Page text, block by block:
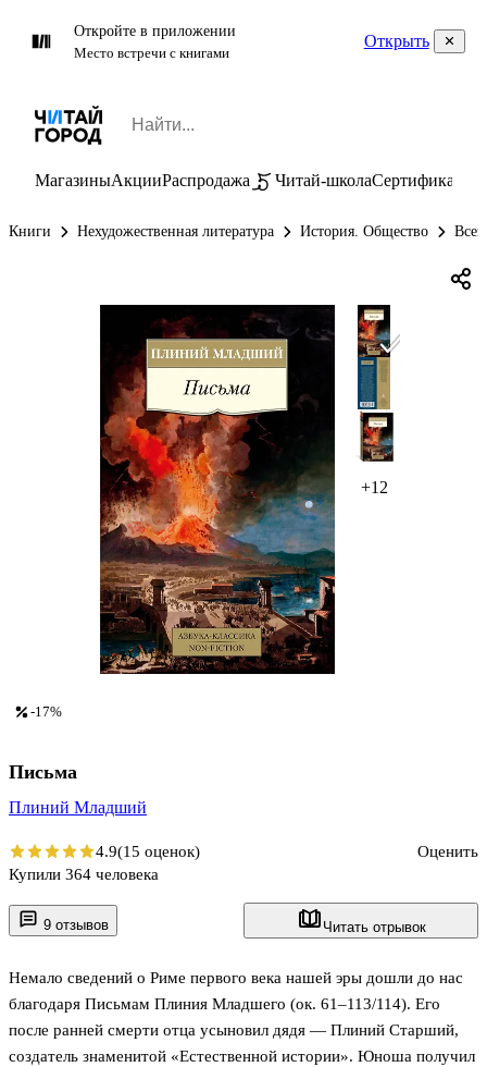
Откройте в приложении
Место встречи с книгами
Открыть
МагазиныАкцииРаспродажа Читай-школаСертификаты
Книги Нехудожественная литература История. Общество
+12
9 отзывов Читать отрывок
Немало сведений о Риме первого века нашей эры дошли до нас
благодаря Письмам Плиния Младшего (ок. 61–113/114). Его
после ранней смерти отца усыновил дядя — Плиний Старший,
создатель знаменитой «Естественной истории». Юноша получил
-17%
Письма
Плиний Младший
4.9(15 оценок)
Оценить
Купили 364 человека